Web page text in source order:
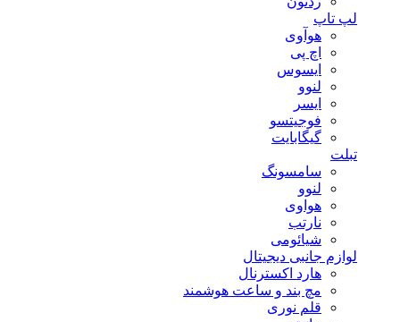
لپ تاپ
هوآوی
اچ پی
ایسوس
لنوو
ایسر
فوجیتسو
گیگابایت
تبلت
سامسونگ
لنوو
هواوی
نارتب
شیائومی
لوازم جانبی دیجیتال
هارد اکسترنال
مچ بند و ساعت هوشمند
قلم نوری